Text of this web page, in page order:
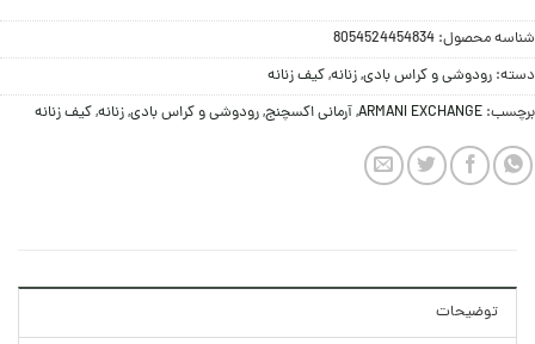
شناسه محصول: 8054524454834
دسته: رودوشی و کراس بادی,زنانه,کیف زنانه
برچسب: ARMANI EXCHANGE
,آرمانی اکسچنج,رودوشی و کراس بادی,زنانه,کیف زنانه
توضیحات